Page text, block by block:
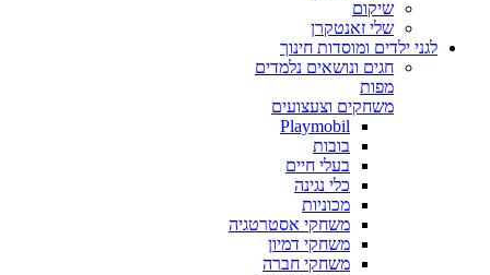
שיקום
שלי זאנטקרן
לגני ילדים ומוסדות חינוך
חגים ונושאים נלמדים
מפות
משחקים וצעצועים
Playmobil
בובות
בעלי חיים
כלי נגינה
מכוניות
משחקי אסטרטגיה
משחקי דמיון
משחקי חברה